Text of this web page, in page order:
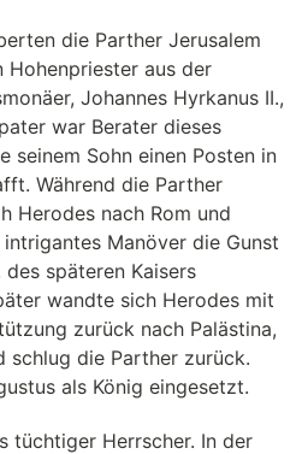
die Parther Jerusalem
aus der
Johannes Hyrkanus II.,
war Berater dieses
seinem Sohn einen Posten in
Während die Parther
Herodes nach Rom und
Manöver die Gunst
späteren Kaisers
wandte sich Herodes mit
zurück nach Palästina,
schlug die Parther zurück.
als König eingesetzt.
tüchtiger Herrscher. In der